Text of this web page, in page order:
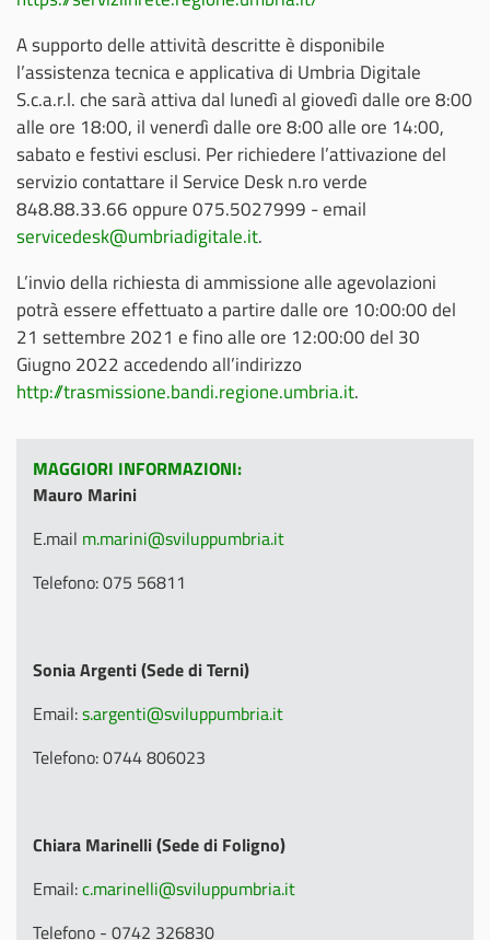
A supporto delle attività descritte è disponibile
l’assistenza tecnica e applicativa di Umbria Digitale
S.c.a.r.l. che sarà attiva dal lunedì al giovedì dalle ore 8:00
alle ore 18:00, il venerdì dalle ore 8:00 alle ore 14:00,
sabato e festivi esclusi. Per richiedere l’attivazione del
servizio contattare il Service Desk n.ro verde
848.88.33.66 oppure 075.5027999 - email
servicedesk@umbriadigitale.it.
L’invio della richiesta di ammissione alle agevolazioni
potrà essere effettuato a partire dalle ore 10:00:00 del
21 settembre 2021 e fino alle ore 12:00:00 del 30
Giugno 2022 accedendo all’indirizzo
http://trasmissione.bandi.regione.umbria.it.
MAGGIORI INFORMAZIONI:
Mauro Marini
E.mail m.marini@sviluppumbria.it
Telefono: 075 56811
Sonia Argenti (Sede di Terni)
Email:s.argenti@sviluppumbria.it
Telefono: 0744 806023
Chiara Marinelli (Sede di Foligno)
Email:c.marinelli@sviluppumbria.it
Telefono - 0742 326830